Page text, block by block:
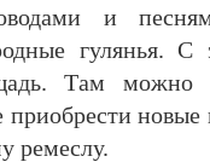
и
гулянья. С
Там можно
приобрести
ремеслу.